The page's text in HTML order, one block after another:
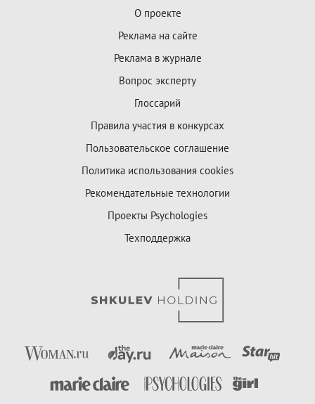
О проекте
Реклама на сайте
Реклама в журнале
Вопрос эксперту
Глоссарий
Правила участия в конкурсах
Пользовательское соглашение
Политика использования cookies
Рекомендательные технологии
Проекты Psychologies
Техподдержка